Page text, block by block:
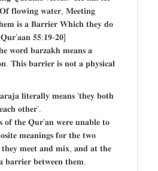
𝐟𝐥𝐨𝐰𝐢𝐧𝐠 𝐰𝐚𝐭𝐞𝐫, 𝐌𝐞𝐞𝐭𝐢𝐧𝐠
𝐢𝐬 𝐚 𝐁𝐚𝐫𝐫𝐢𝐞𝐫 𝐖𝐡𝐢𝐜𝐡 𝐭𝐡𝐞𝐲 𝐝𝐨
𝐐𝐮𝐫’𝐚𝐚𝐧 𝟓𝟓:𝟏𝟗-𝟐𝟎]
𝐰𝐨𝐫𝐝 𝐛𝐚𝐫𝐳𝐚𝐤𝐡 𝐦𝐞𝐚𝐧𝐬 𝐚
𝐓𝐡𝐢𝐬 𝐛𝐚𝐫𝐫𝐢𝐞𝐫 𝐢𝐬 𝐧𝐨𝐭 𝐚 𝐩𝐡𝐲𝐬𝐢𝐜𝐚𝐥
𝐥𝐢𝐭𝐞𝐫𝐚𝐥𝐥𝐲 𝐦𝐞𝐚𝐧𝐬 ‘𝐭𝐡𝐞𝐲 𝐛𝐨𝐭𝐡
𝐨𝐭𝐡𝐞𝐫’.
𝐨𝐟 𝐭𝐡𝐞 𝐐𝐮𝐫’𝐚𝐧 𝐰𝐞𝐫𝐞 𝐮𝐧𝐚𝐛𝐥𝐞 𝐭𝐨
𝐦𝐞𝐚𝐧𝐢𝐧𝐠𝐬 𝐟𝐨𝐫 𝐭𝐡𝐞 𝐭𝐰𝐨
𝐭𝐡𝐞𝐲 𝐦𝐞𝐞𝐭 𝐚𝐧𝐝 𝐦𝐢𝐱, 𝐚𝐧𝐝 𝐚𝐭 𝐭𝐡𝐞
𝐛𝐚𝐫𝐫𝐢𝐞𝐫 𝐛𝐞𝐭𝐰𝐞𝐞𝐧 𝐭𝐡𝐞𝐦.